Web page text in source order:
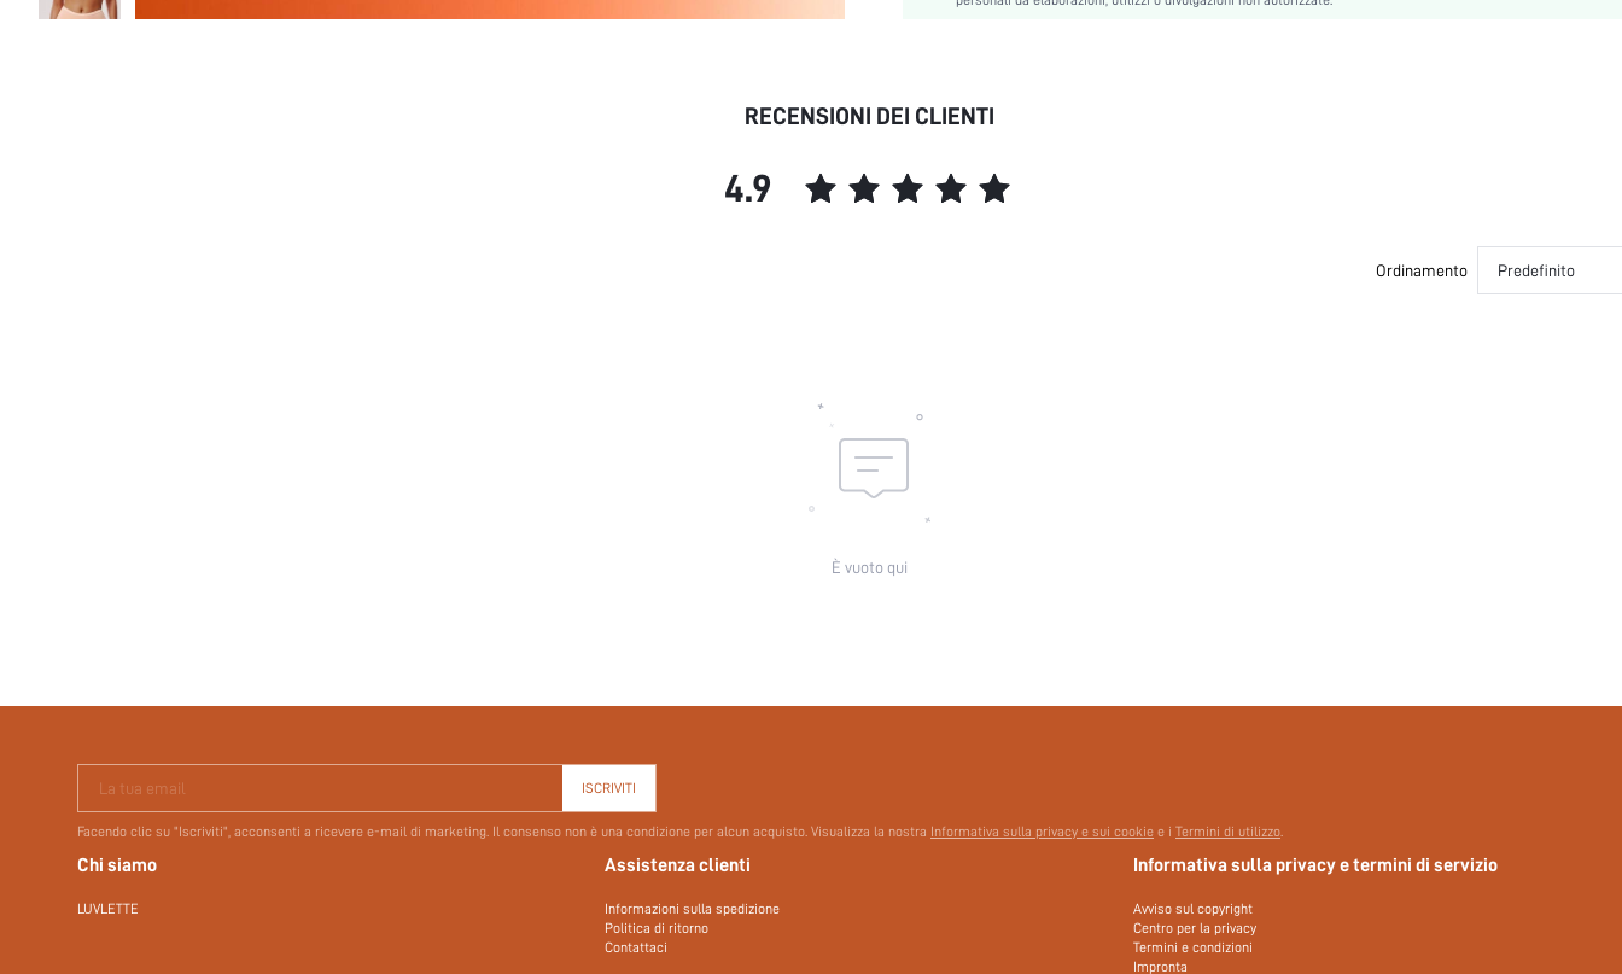
RECENSIONI DEI CLIENTI
4.9
Ordinamento Predefinito
È vuoto qui
La tua email ISCRIVITI
Facendo clic su "Iscriviti", acconsenti a ricevere e-mail di marketing. Il consenso non è una condizione per alcun acquisto. Visualizza la nostra Informativa sulla privacy e sui cookie e i Termini di utilizzo.
Chi siamo
LUVLETTE
Assistenza clienti
Informazioni sulla spedizione
Politica di ritorno
Contattaci
Informativa sulla privacy e termini di servizio
Avviso sul copyright
Centro per la privacy
Termini e condizioni
Impronta